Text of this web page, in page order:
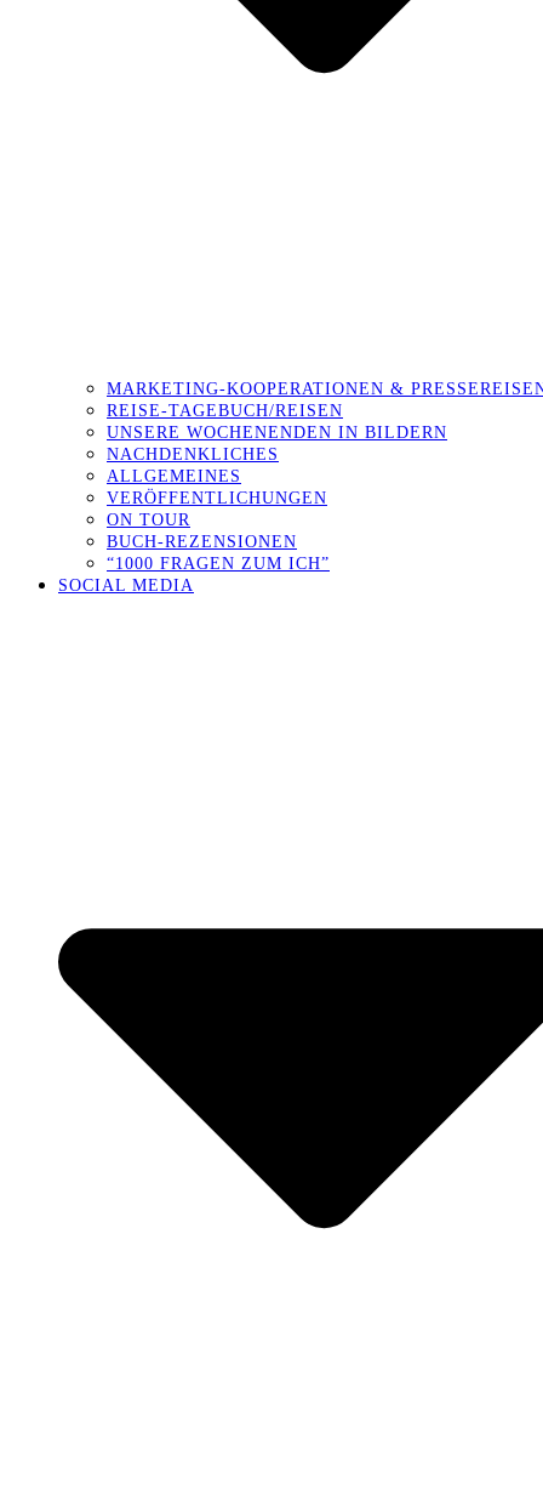
MARKETING-KOOPERATIONEN &
REISE-TAGEBUCH/REISEN
UNSERE WOCHENENDEN IN BILDERN
NACHDENKLICHES
ALLGEMEINES
VERÖFFENTLICHUNGEN
ON TOUR
BUCH-REZENSIONEN
“1000 FRAGEN ZUM ICH”
SOCIAL MEDIA